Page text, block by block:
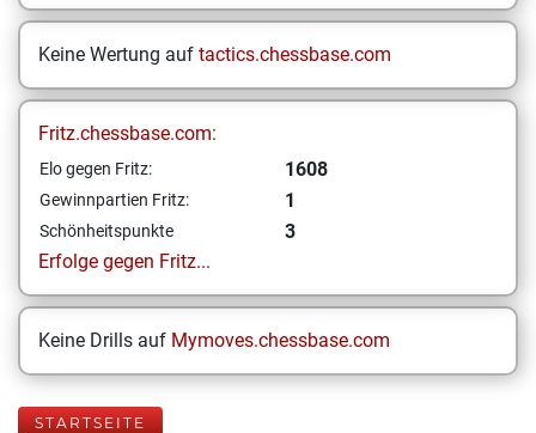
Keine Wertung auf tactics.chessbase.com
Fritz.chessbase.com:
Elo gegen Fritz: 1608
Gewinnpartien Fritz: 1
Schönheitspunkte
3
Erfolge gegen Fritz...
Keine Drills auf Mymoves.chessbase.com
STARTSEITE